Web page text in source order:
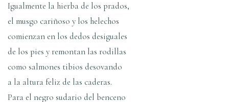
Igualmente la hierba de los prados,
el musgo cariñoso y los helechos
comienzan en los dedos desiguales
de los pies y remontan las rodillas
como salmones tibios desovando
a la altura feliz de las caderas.
Para el negro sudario del benceno